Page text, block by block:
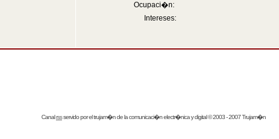
Ocupaci�n:
Intereses:
Canalrssservido por eltrujam�nde la comunicaci�n electr�nica y digital © 2003 - 2007 Trujam�n